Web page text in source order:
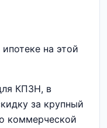
на этой
КПЗН, в
за крупный
коммерческой